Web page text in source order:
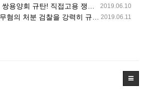
2019.06.10
용 쟁취! 노동기본권 쟁취! 공동투쟁 선포 투쟁문화제
2019.06.11
의 처분 검찰을 강력히 규탄한다